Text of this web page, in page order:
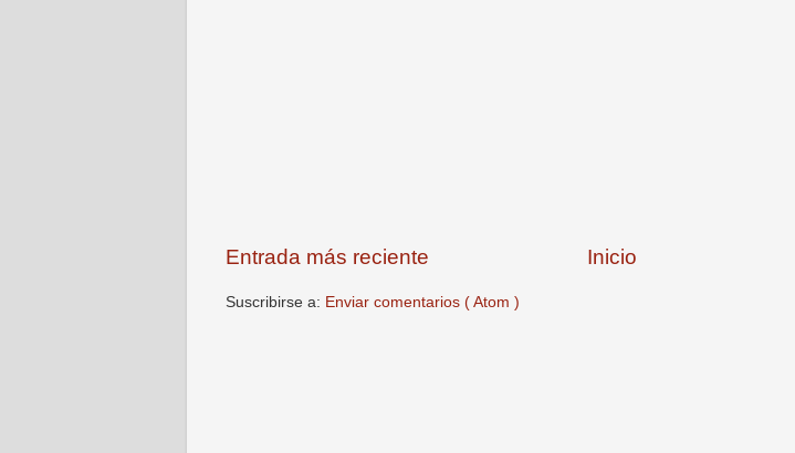
Entrada más reciente Inicio
Suscribirse a: Enviar comentarios ( Atom )